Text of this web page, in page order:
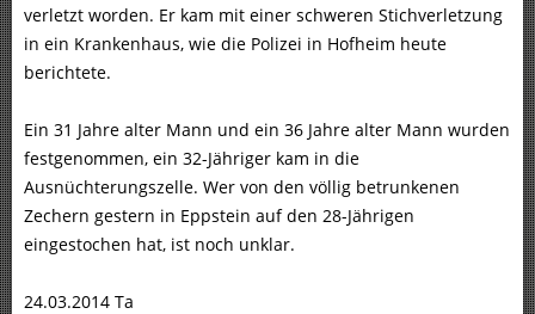
verletzt worden. Er kam mit einer schweren Stichverletzung
in ein Krankenhaus, wie die Polizei in Hofheim heute
berichtete.
Ein 31 Jahre alter Mann und ein 36 Jahre alter Mann wurden
festgenommen, ein 32-Jähriger kam in die
Ausnüchterungszelle. Wer von den völlig betrunkenen
Zechern gestern in Eppstein auf den 28-Jährigen
eingestochen hat, ist noch unklar.
24.03.2014 Ta